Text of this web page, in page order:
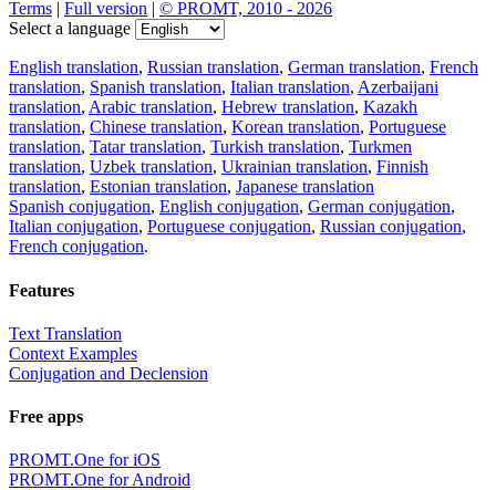
Terms | Full version | © PROMT, 2010 - 2026
Select a language
English translation, Russian translation, German translation, French
translation, Spanish translation, Italian translation, Azerbaijani
translation, Arabic translation, Hebrew translation, Kazakh
translation, Chinese translation, Korean translation, Portuguese
translation, Tatar translation, Turkish translation, Turkmen
translation, Uzbek translation, Ukrainian translation, Finnish
translation, Estonian translation, Japanese translation
Spanish conjugation, English conjugation, German conjugation,
Italian conjugation, Portuguese conjugation, Russian conjugation,
French conjugation.
Features
Text Translation
Context Examples
Conjugation and Declension
Free apps
PROMT.One for iOS
PROMT.One for Android